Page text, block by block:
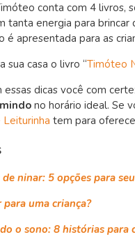
conta com 4 livros,
tanta energia para brincar
é apresentada para as
sua casa o livro “Timóteo
essas dicas você com
no horário ideal. Se
Leiturinha tem para
de ninar: 5 opções para
para uma criança?
o sono: 8 histórias para